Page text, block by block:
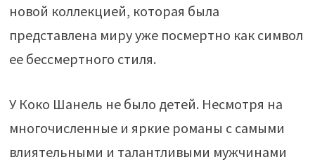
новой коллекцией, которая была
представлена миру уже посмертно как символ
ее бессмертного стиля.
У Коко Шанель не было детей. Несмотря на
многочисленные и яркие романы с самыми
влиятельными и талантливыми мужчинами